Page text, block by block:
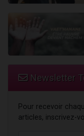
Newsletter
Pour recevoir
articles, inscrivez-